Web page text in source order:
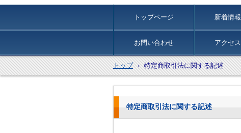
トップページ 新着情報
お問い合わせ アクセス
トップ › 特定商取引法に関する記述
特定商取引法に関する記述